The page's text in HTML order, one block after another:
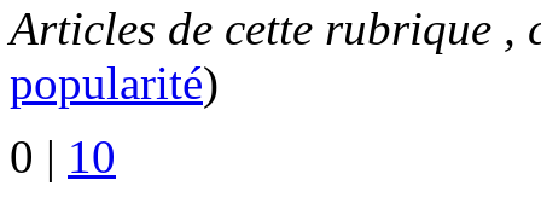
Articles de cette rubrique ,
popularité)
0 | 10